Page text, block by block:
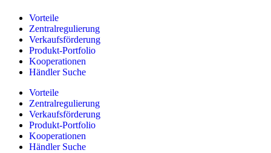
Vorteile
Zentralregulierung
Verkaufsförderung
Produkt-Portfolio
Kooperationen
Händler Suche
Vorteile
Zentralregulierung
Verkaufsförderung
Produkt-Portfolio
Kooperationen
Händler Suche